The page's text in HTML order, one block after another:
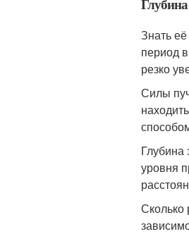
Знать
период
резко
Силы
уровня
Сколько